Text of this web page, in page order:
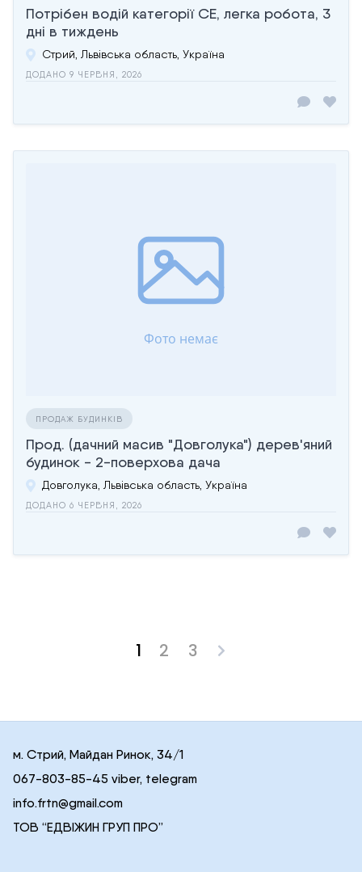
Потрібен водій категорії СЕ, легка робота, 3
дні в тиждень
Стрий, Львівська область, Україна
ДОДАНО 9 ЧЕРВНЯ, 2026
ПРОДАЖ БУДИНКІВ
Прод. (дачний масив "Довголука") дерев'яний
будинок - 2-поверхова дача
Довголука, Львівська область, Україна
ДОДАНО 6 ЧЕРВНЯ, 2026
Posts
1 2 3
м. Стрий, Майдан Ринок, 34/1
067-803-85-45 viber, telegram
info.frtn@gmail.com
ТОВ “ЕДВІЖИН ГРУП ПРО”